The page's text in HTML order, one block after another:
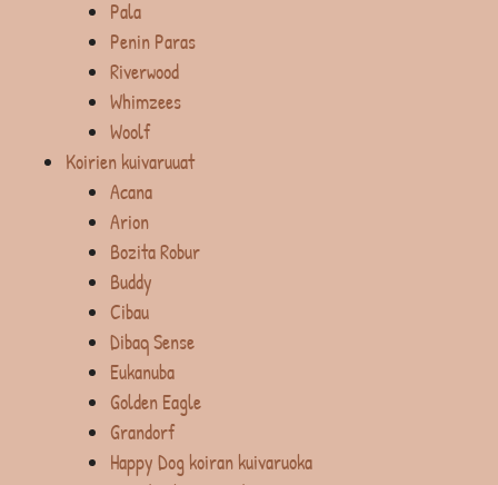
Pala
Penin Paras
Riverwood
Whimzees
Woolf
Koirien kuivaruuat
Acana
Arion
Bozita Robur
Buddy
Cibau
Dibaq Sense
Eukanuba
Golden Eagle
Grandorf
Happy Dog koiran kuivaruoka